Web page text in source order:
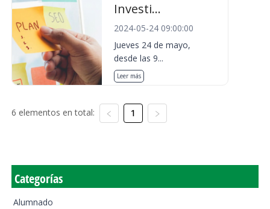
Investi...
2024-05-24 09:00:00
Jueves 24 de mayo,
desde las 9...
Leer más
6 elementos en total: 1
Categorías
Alumnado